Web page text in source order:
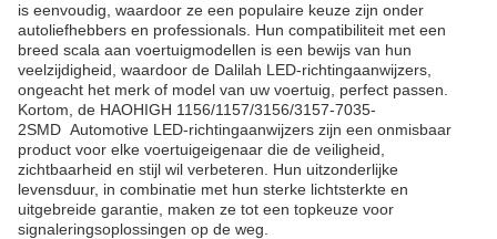
is eenvoudig, waardoor ze een populaire keuze zijn onder
autoliefhebbers en professionals. Hun compatibiliteit met een
breed scala aan voertuigmodellen is een bewijs van hun
veelzijdigheid, waardoor de Dalilah LED-richtingaanwijzers,
ongeacht het merk of model van uw voertuig, perfect passen.
Kortom, de HAOHIGH 1156/1157/3156/3157-7035-
2SMD Automotive LED-richtingaanwijzers zijn een onmisbaar
product voor elke voertuigeigenaar die de veiligheid,
zichtbaarheid en stijl wil verbeteren. Hun uitzonderlijke
levensduur, in combinatie met hun sterke lichtsterkte en
uitgebreide garantie, maken ze tot een topkeuze voor
signaleringsoplossingen op de weg.